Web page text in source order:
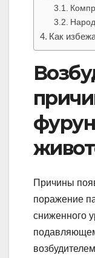
Как
Причины
поражение
сниженного